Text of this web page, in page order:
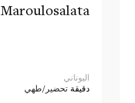
Maroulosalata
اليوناني
دقيقة تحضير/طهي